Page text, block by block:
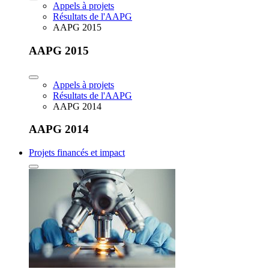
Appels à projets
Résultats de l'AAPG
AAPG 2015
AAPG 2015
Appels à projets
Résultats de l'AAPG
AAPG 2014
AAPG 2014
Projets financés et impact